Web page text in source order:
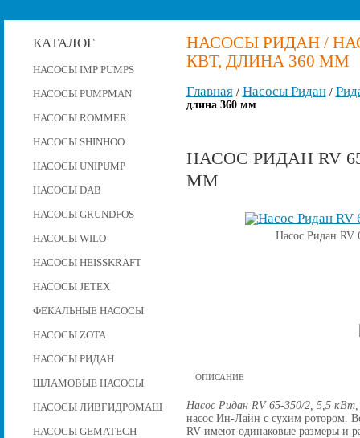
КАТАЛОГ
НАСОСЫ IMP PUMPS
НАСОСЫ PUMPMAN
НАСОСЫ ROMMER
НАСОСЫ SHINHOO
НАСОСЫ UNIPUMP
НАСОСЫ DAB
НАСОСЫ GRUNDFOS
НАСОСЫ WILO
НАСОСЫ HEISSKRAFT
НАСОСЫ JETEX
ФЕКАЛЬНЫЕ НАСОСЫ
НАСОСЫ ZOTA
НАСОСЫ РИДАН
ШЛАМОВЫЕ НАСОСЫ
НАСОСЫ ЛИВГИДРОМАШ
НАСОСЫ GEMATECH
НАСОСЫ РИДАН /
КВТ, ДЛИНА 360 ММ
Главная/ Насосы Ридан/
длина 360 мм
НАСОС РИДАН RV
ММ
Насос Ридан RV
ОПИСАНИЕ
Насос Ридан RV 65-350/2, 5,5
насос Ин-Лайн с сухим ротором.
RV имеют одинаковые размеры и